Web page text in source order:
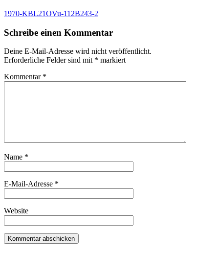
Beitragsnavigation
1970-KBL21OVu-112B243-2
Schreibe einen Kommentar
Deine E-Mail-Adresse wird nicht veröffentlicht.
Erforderliche Felder sind mit * markiert
Kommentar *
Name *
E-Mail-Adresse *
Website